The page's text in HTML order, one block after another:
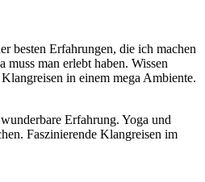
besten Erfahrungen, die ich machen
man erlebt haben. Wissen
in einem mega Ambiente.
Erfahrung. Yoga und
Faszinierende Klangreisen im